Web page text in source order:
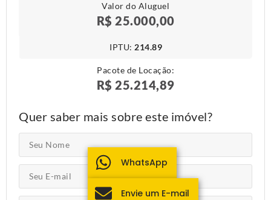
Valor do Aluguel
R$ 25.000,00
IPTU​: 214.89
Pacote de Locação:
R$ 25.214,89
Quer saber mais sobre este imóvel?
WhatsApp
Envie um E-mail